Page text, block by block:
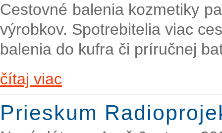
Cestovné balenia kozmetiky
výrobkov. Spotrebitelia viac
balenia do kufra či príručnej
čítaj viac
Prieskum